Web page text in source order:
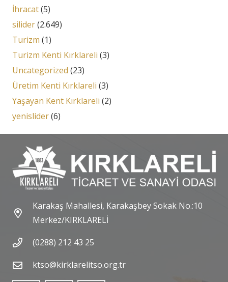
İhracat(5)
silider(2.649)
Turizm (1)
Turizm Kenti Kırklareli (3)
Uncategorized (23)
Üretim Kenti Kırklareli (3)
Yaşayan Kent Kırklareli (2)
yenislider(6)
Karakaş Mahallesi, Karakaşbey Sokak No.:10
Merkez/KIRKLARELİ
(0288) 212 43 25
ktso@kirklarelitso.org.tr